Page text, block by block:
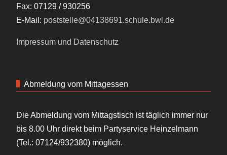
Fax: 07129 / 930256
E-Mail: poststelle@04138691.schule.bwl.de
Impressum und Datenschutz
Abmeldung vom Mittagessen
Die Abmeldung vom Mittagstisch ist täglich immer nur
bis 8.00 Uhr direkt beim Partyservice Heinzelmann
(Tel.: 07124/932380) möglich.